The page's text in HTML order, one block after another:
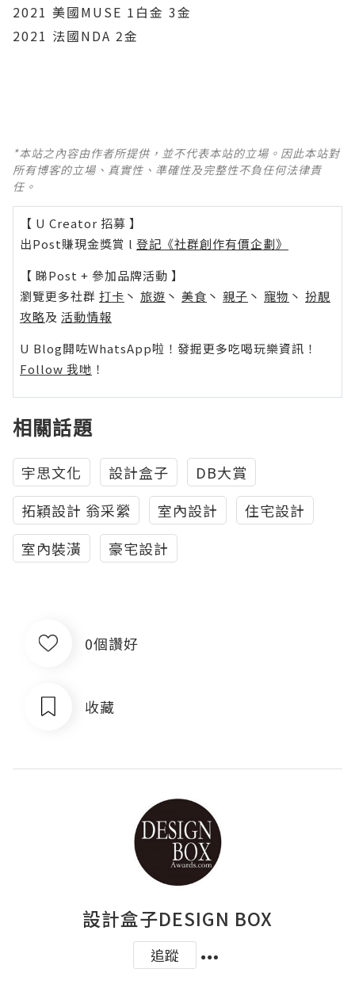
2021 美國MUSE 1白金 3金
2021 法國NDA 2金
*本站之內容由作者所提供，並不代表本站的立場。因此本站對
所有博客的立場、真實性、準確性及完整性不負任何法律責
任。
【 U Creator 招募 】
出Post賺現金獎賞 l 登記《社群創作有價企劃》
【 睇Post + 參加品牌活動 】
瀏覽更多社群 打卡 丶 旅遊 丶 美食 丶 親子 丶 寵物 丶 扮靚
攻略及 活動情報
U Blog開咗WhatsApp啦！發掘更多吃喝玩樂資訊！
Follow 我哋 ！
相關話題
宇思文化 設計盒子
DB大賞
拓穎設計 翁采縈
室內設計
住宅設計
室內裝潢
豪宅設計
0個讚好
收藏
設計盒子DESIGN BOX
追蹤